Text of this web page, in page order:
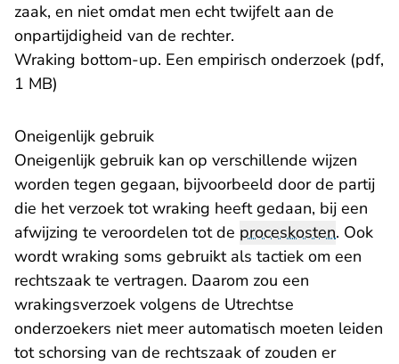
zaak, en niet omdat men echt twijfelt aan de
onpartijdigheid van de rechter.
Wraking bottom-up. Een empirisch onderzoek (pdf,
1 MB)
Oneigenlijk gebruik
Oneigenlijk gebruik kan op verschillende wijzen
worden tegen gegaan, bijvoorbeeld door de partij
die het verzoek tot wraking heeft gedaan, bij een
afwijzing te veroordelen tot de proceskosten. Ook
wordt wraking soms gebruikt als tactiek om een
rechtszaak te vertragen. Daarom zou een
wrakingsverzoek volgens de Utrechtse
onderzoekers niet meer automatisch moeten leiden
tot schorsing van de rechtszaak of zouden er